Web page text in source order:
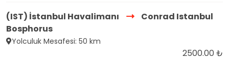
(IST) İstanbul Havalimanı
Conrad Istanbul
Bosphorus
Yolculuk Mesafesi: 50 km
2500.00 ₺